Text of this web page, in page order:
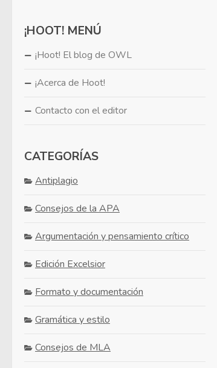
¡HOOT! MENÚ
¡Hoot! El blog de OWL
¡Acerca de Hoot!
Contacto con el editor
CATEGORÍAS
Antiplagio
Consejos de la APA
Argumentación y pensamiento crítico
Edición Excelsior
Formato y documentación
Gramática y estilo
Consejos de MLA